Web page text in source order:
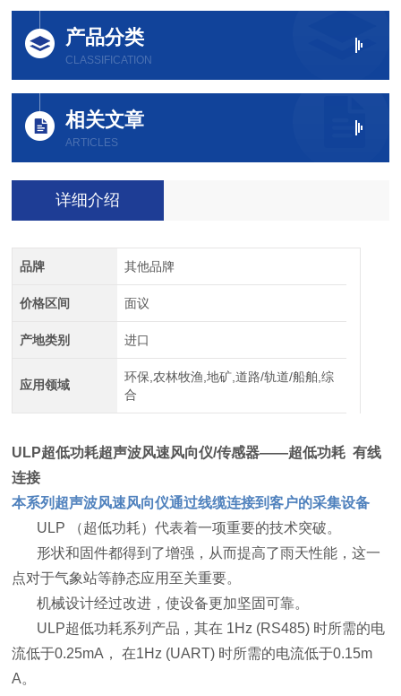
产品分类
CLASSIFICATION
相关文章
ARTICLES
详细介绍
品牌 其他品牌
价格区间 面议
产地类别 进口
应用领域
环保,农林牧渔,地矿,道路/轨道/船舶,综
合
ULP超低功耗超声波风速风向仪/传感器——超低功耗 有线
连接
本系列超声波风速风向仪通过线缆连接到客户的采集设备
ULP （超低功耗）代表着一项重要的技术突破。
形状和固件都得到了增强，从而提高了雨天性能，这一
点对于气象站等静态应用至关重要。
机械设计经过改进，使设备更加坚固可靠。
ULP超低功耗系列产品，其在 1Hz (RS485) 时所需的电
流低于0.25mA， 在1Hz (UART) 时所需的电流低于0.15m
A。